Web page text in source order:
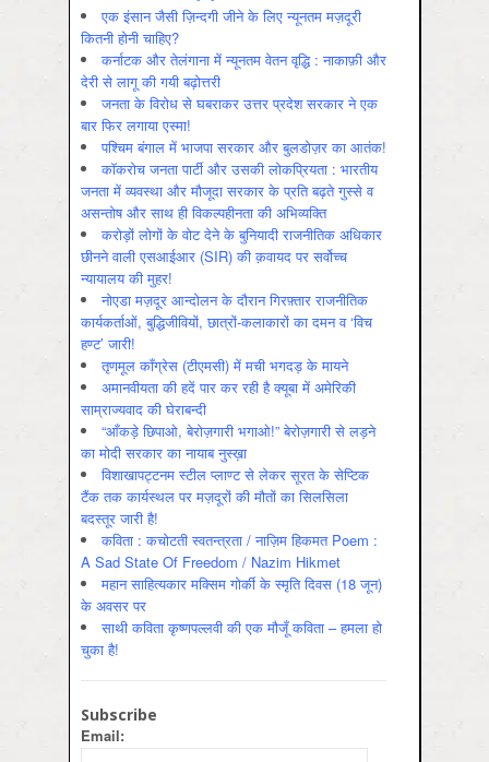
एक इंसान जैसी ज़िन्दगी जीने के लिए न्यूनतम मज़दूरी
कितनी होनी चाहिए?
कर्नाटक और तेलंगाना में न्यूनतम वेतन वृद्धि : नाकाफ़ी और
देरी से लागू की गयी बढ़ोत्तरी
जनता के विरोध से घबराकर उत्तर प्रदेश सरकार ने एक
बार फिर लगाया एस्मा!
पश्चिम बंगाल में भाजपा सरकार और बुलडोज़र का आतंक!
कॉकरोच जनता पार्टी और उसकी लोकप्रियता : भारतीय
जनता में व्‍यवस्‍था और मौजूदा सरकार के प्रति बढ़ते गुस्‍से व
असन्‍तोष और साथ ही विकल्‍पहीनता की अभिव्‍यक्ति
करोड़ों लोगों के वोट देने के बुनियादी राजनीतिक अधिकार
छीनने वाली एसआईआर (SIR) की क़वायद पर सर्वोच्च
न्यायालय की मुहर!
नोएडा मज़दूर आन्दोलन के दौरान गिरफ़्तार राजनीतिक
कार्यकर्ताओं, बुद्धिजीवियों, छात्रों-कलाकारों का दमन व ‘विच
हण्ट’ जारी!
तृणमूल काँग्रेस (टीएमसी) में मची भगदड़ के मायने
अमानवीयता की हदें पार कर रही है क्यूबा में अमेरिकी
साम्राज्यवाद की घेराबन्दी
“आँकड़े छिपाओ, बेरोज़गारी भगाओ!” बेरोज़गारी से लड़ने
का मोदी सरकार का नायाब नुस्ख़ा
विशाखापट्टनम स्टील प्लाण्ट से लेकर सूरत के सेप्टिक
टैंक तक कार्यस्थल पर मज़दूरों की मौतों का सिलसिला
बदस्तूर जारी है!
कविता : कचोटती स्वतन्त्रता / नाज़िम हिकमत Poem :
A Sad State Of Freedom / Nazim Hikmet
महान साहित्यकार मक्सिम गोर्की के स्मृति दिवस (18 जून)
के अवसर पर
साथी कविता कृष्णपल्लवी की एक मौजूँ कविता – हमला हो
चुका है!
Subscribe
Email: